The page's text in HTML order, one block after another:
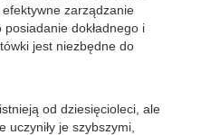
zarządzanie
dokładnego i
jest niezbędne do
od dziesięcioleci, ale
je szybszymi,